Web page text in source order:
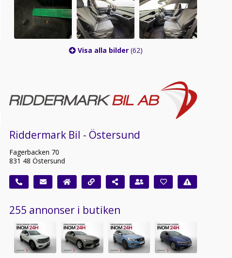
Visa alla bilder (62)
Riddermark Bil - Östersund
Fagerbacken 70
831 48 Östersund
255 annonser i butiken